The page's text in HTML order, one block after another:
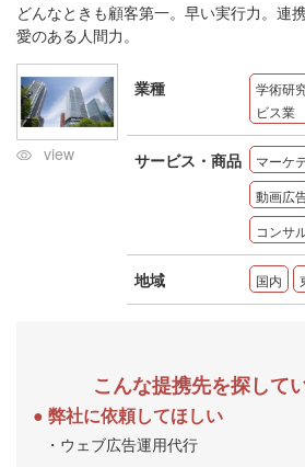
どんなときも顧客第一。早い実行力。連
愛のある人間力。
view
業種
学術研
ビス業
サービス・商品
マーケ
動画広
コンサ
地域 国内
こんな提携先を探して
弊社に依頼してほしい
・ウェブ広告運用代行